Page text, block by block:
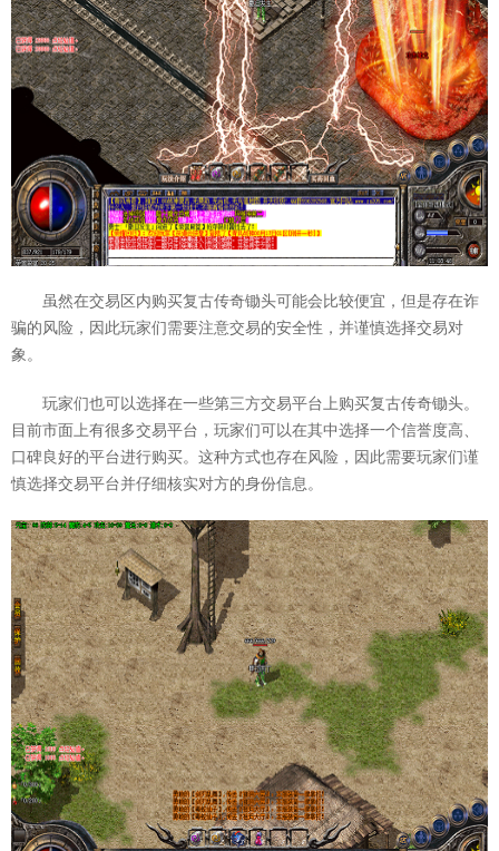
虽然在交易区内购买复古传奇锄头可能会比较便宜，但是存在诈
骗的风险，因此玩家们需要注意交易的安全性，并谨慎选择交易对
象。
玩家们也可以选择在一些第三方交易平台上购买复古传奇锄头。
目前市面上有很多交易平台，玩家们可以在其中选择一个信誉度高、
口碑良好的平台进行购买。这种方式也存在风险，因此需要玩家们谨
慎选择交易平台并仔细核实对方的身份信息。